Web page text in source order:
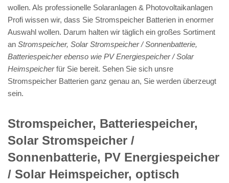
wollen. Als professionelle Solaranlagen & Photovoltaikanlagen
Profi wissen wir, dass Sie Stromspeicher Batterien in enormer
Auswahl wollen. Darum halten wir täglich ein großes Sortiment
an Stromspeicher, Solar Stromspeicher / Sonnenbatterie,
Batteriespeicher ebenso wie PV Energiespeicher / Solar
Heimspeicherfür Sie bereit. Sehen Sie sich unsre
Stromspeicher Batterien ganz genau an, Sie werden überzeugt
sein.
Stromspeicher, Batteriespeicher,
Solar Stromspeicher /
Sonnenbatterie, PV Energiespeicher
/ Solar Heimspeicher, optisch